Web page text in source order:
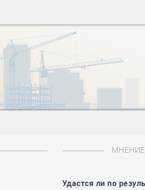
День Государственного флага
-День знаний
День сотрудника органов внутренних
День полного освобождения
Весны и Труда
Победы!
День Государственного флага
День полного освобождения
Удастся ли по